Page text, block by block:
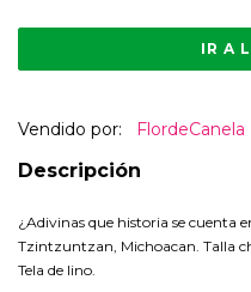
IR A
Vendido por: FlordeCanela
Descripción
¿Adivinas que historia se cuenta
Tzintzuntzan, Michoacan. Talla
Tela de lino.